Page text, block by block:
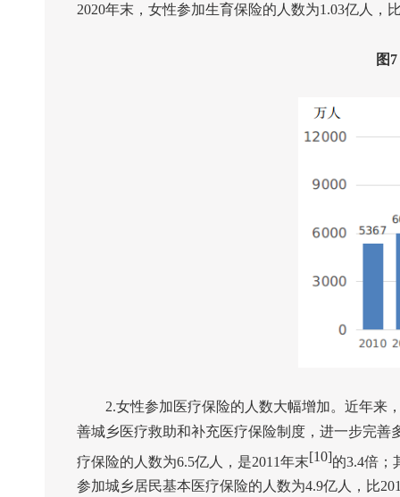
2020年末，女性参加生育保险的人数为1.03亿人，
图7
2.女性参加医疗保险的人数大幅增加。近年来
善城乡医疗救助和补充医疗保险制度，进一步完
疗保险的人数为6.5亿人，是2011年末[10]的3.4倍；
参加城乡居民基本医疗保险的人数为4.9亿人，比